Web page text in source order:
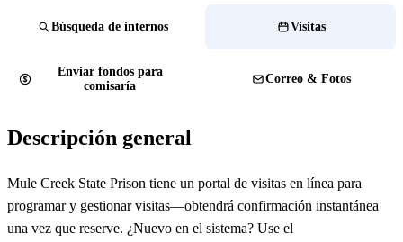
Búsqueda de internos Visitas
Enviar fondos para
comisaría
Correo & Fotos
Descripción general
Mule Creek State Prison tiene un portal de visitas en línea para
programar y gestionar visitas—obtendrá confirmación instantánea
una vez que reserve. ¿Nuevo en el sistema? Use el